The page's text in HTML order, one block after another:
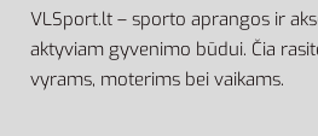
VLSport.lt – sporto aprangos ir
aktyviam gyvenimo būdui. Čia
vyrams, moterims bei vaikams.